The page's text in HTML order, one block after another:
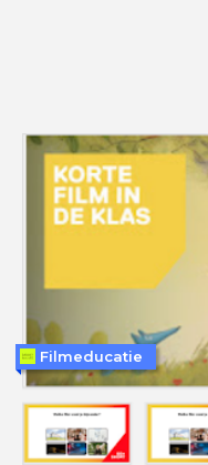
Filmeducatie